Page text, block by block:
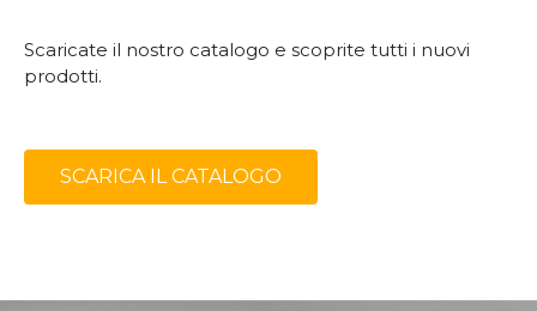
Scaricate il nostro catalogo e scoprite tutti i nuovi
prodotti.
SCARICA IL CATALOGO